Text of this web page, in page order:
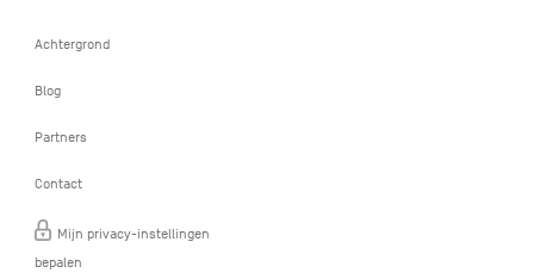
Achtergrond
Blog
Partners
Contact
Mijn privacy-instellingen
bepalen